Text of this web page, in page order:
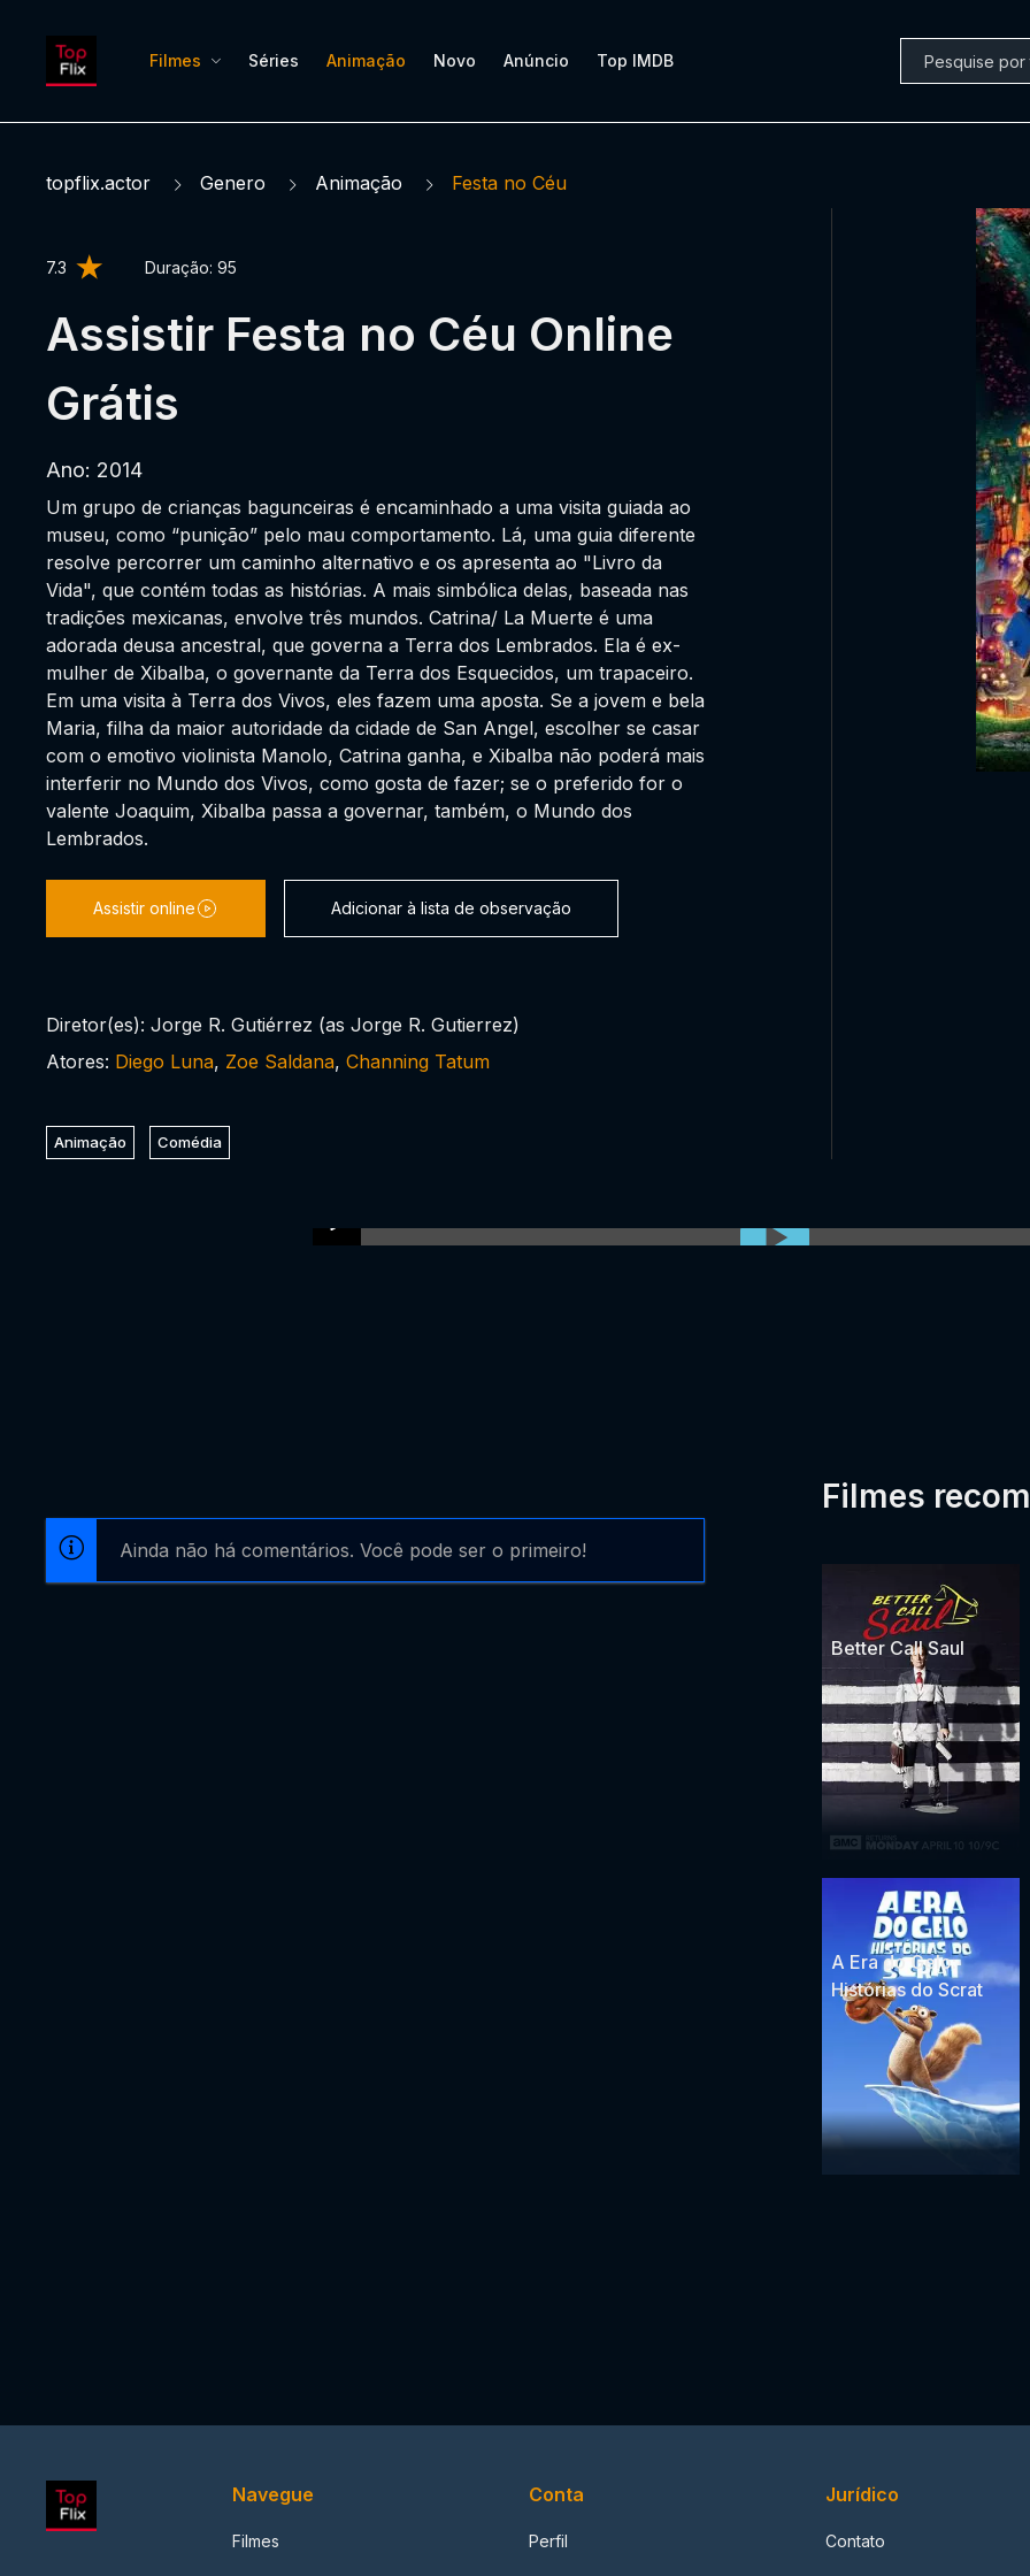
Filmes Séries Animação Novo Anúncio Top IMDB
topflix.actor Genero Animação Festa no Céu
7.3 Duração: 95
Assistir Festa no Céu Online
Grátis
Ano: 2014
Um grupo de crianças bagunceiras é encaminhado a uma visita guiada ao
museu, como “punição” pelo mau comportamento. Lá, uma guia diferente
resolve percorrer um caminho alternativo e os apresenta ao "Livro da
Vida", que contém todas as histórias. A mais simbólica delas, baseada nas
tradições mexicanas, envolve três mundos. Catrina/ La Muerte é uma
adorada deusa ancestral, que governa a Terra dos Lembrados. Ela é ex-
mulher de Xibalba, o governante da Terra dos Esquecidos, um trapaceiro.
Em uma visita à Terra dos Vivos, eles fazem uma aposta. Se a jovem e bela
Maria, filha da maior autoridade da cidade de San Angel, escolher se casar
com o emotivo violinista Manolo, Catrina ganha, e Xibalba não poderá mais
interferir no Mundo dos Vivos, como gosta de fazer; se o preferido for o
valente Joaquim, Xibalba passa a governar, também, o Mundo dos
Lembrados.
Assistir online Adicionar à lista de observação
Diretor(es): Jorge R. Gutiérrez (as Jorge R. Gutierrez)
Atores: Diego Luna, Zoe Saldana, Channing Tatum
Animação Comédia
Ainda não há comentários. Você pode ser o primeiro!
Filmes
Better Call Saul
A Era do Gelo:
Histórias do Scrat
Navegue
Filmes
Conta
Perfil
Jurídico
Contato